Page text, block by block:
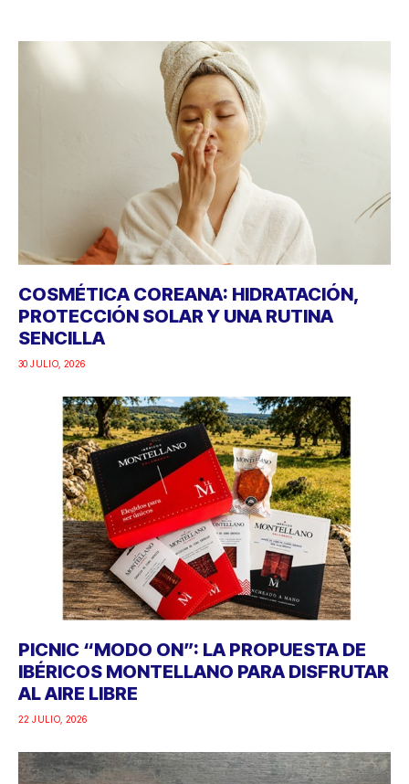
COSMÉTICA COREANA: HIDRATACIÓN,
PROTECCIÓN SOLAR Y UNA RUTINA
SENCILLA
30 JULIO, 2026
PICNIC “MODO ON”: LA PROPUESTA DE
IBÉRICOS MONTELLANO PARA DISFRUTAR
AL AIRE LIBRE
22 JULIO, 2026